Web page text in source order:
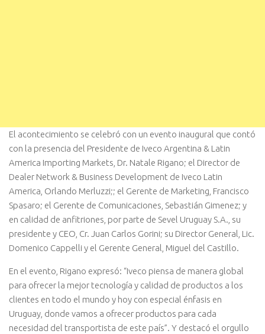
El acontecimiento se celebró con un evento inaugural que contó
con la presencia del Presidente de Iveco Argentina & Latin
America Importing Markets, Dr. Natale Rigano; el Director de
Dealer Network & Business Development de Iveco Latin
America, Orlando Merluzzi;; el Gerente de Marketing, Francisco
Spasaro; el Gerente de Comunicaciones, Sebastián Gimenez; y
en calidad de anfitriones, por parte de Sevel Uruguay S.A., su
presidente y CEO, Cr. Juan Carlos Gorini; su Director General, Lic.
Domenico Cappelli y el Gerente General, Miguel del Castillo.
En el evento, Rigano expresó: “Iveco piensa de manera global
para ofrecer la mejor tecnología y calidad de productos a los
clientes en todo el mundo y hoy con especial énfasis en
Uruguay, donde vamos a ofrecer productos para cada
necesidad del transportista de este país”. Y destacó el orgullo